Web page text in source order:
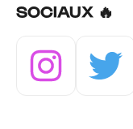
SOCIAUX 🔥